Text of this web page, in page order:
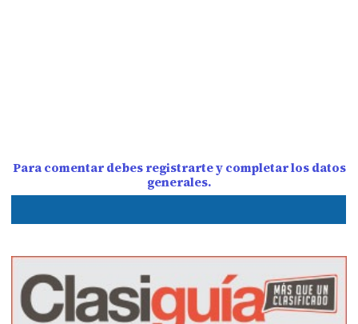
Para comentar debes registrarte y completar los datos
generales.